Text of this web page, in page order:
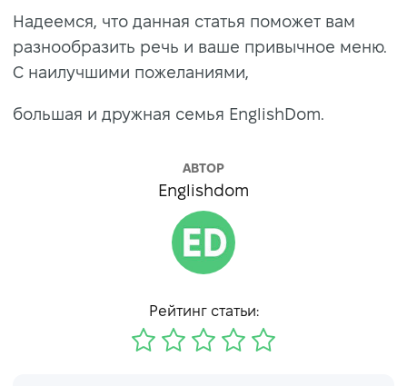
Надеемся, что данная статья поможет вам
разнообразить речь и ваше привычное меню.
С наилучшими пожеланиями,
большая и дружная семья EnglishDom.
АВТОР
Englishdom
Рейтинг статьи: